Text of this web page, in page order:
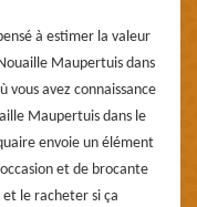
à estimer la valeur
Maupertuis dans
vous avez connaissance
Maupertuis dans le
envoie un élément
et de brocante
le racheter si ça